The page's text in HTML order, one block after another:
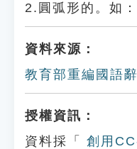
2.圓弧形的。如
資料來源：
教育部重編國語
授權資訊：
資料採「
創用